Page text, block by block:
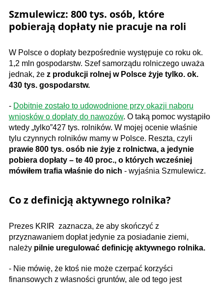
Szmulewicz: 800 tys. osób, które
pobierają dopłaty nie pracuje na roli
W Polsce o dopłaty bezpośrednie występuje co roku ok.
1,2 mln gospodarstw. Szef samorządu rolniczego uważa
jednak, że z produkcji rolnej w Polsce żyje tylko. ok.
430 tys. gospodarstw.
- Dobitnie zostało to udowodnione przy okazji naboru
wniosków o dopłaty do nawozów. O taką pomoc wystąpiło
wtedy „tylko”427 tys. rolników. W mojej ocenie właśnie
tylu czynnych rolników mamy w Polsce. Reszta, czyli
prawie 800 tys. osób nie żyje z rolnictwa, a jedynie
pobiera dopłaty – te 40 proc., o których wcześniej
mówiłem trafia właśnie do nich - wyjaśnia Szmulewicz.
Co z definicją aktywnego rolnika?
Prezes KRIR zaznacza, że aby skończyć z
przyznawaniem dopłat jedynie za posiadanie ziemi,
należy pilnie uregulować definicję aktywnego rolnika.
- Nie mówię, że ktoś nie może czerpać korzyści
finansowych z własności gruntów, ale od tego jest